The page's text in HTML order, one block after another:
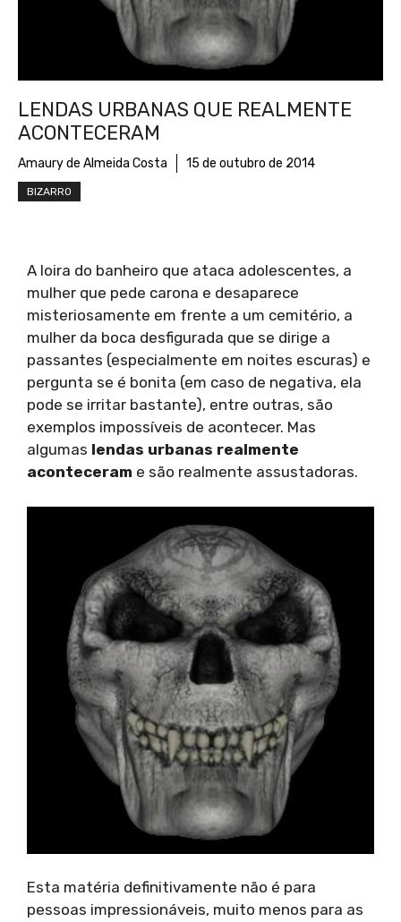
LENDAS URBANAS QUE REALMENTE
ACONTECERAM
Amaury de Almeida Costa 15 de outubro de 2014
BIZARRO
A loira do banheiro que ataca adolescentes, a
mulher que pede carona e desaparece
misteriosamente em frente a um cemitério, a
mulher da boca desfigurada que se dirige a
passantes (especialmente em noites escuras) e
pergunta se é bonita (em caso de negativa, ela
pode se irritar bastante), entre outras, são
exemplos impossíveis de acontecer. Mas
algumas lendas urbanas realmente
aconteceram e são realmente assustadoras.
Esta matéria definitivamente não é para
pessoas impressionáveis, muito menos para as